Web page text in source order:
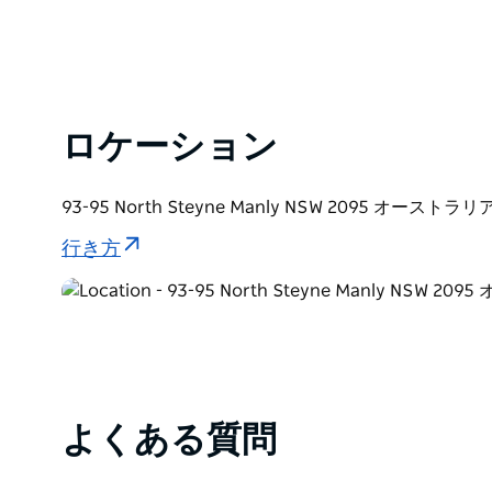
ロケーション
93-95 North Steyne Manly NSW 2095 オーストラリ
行き方
よくある質問